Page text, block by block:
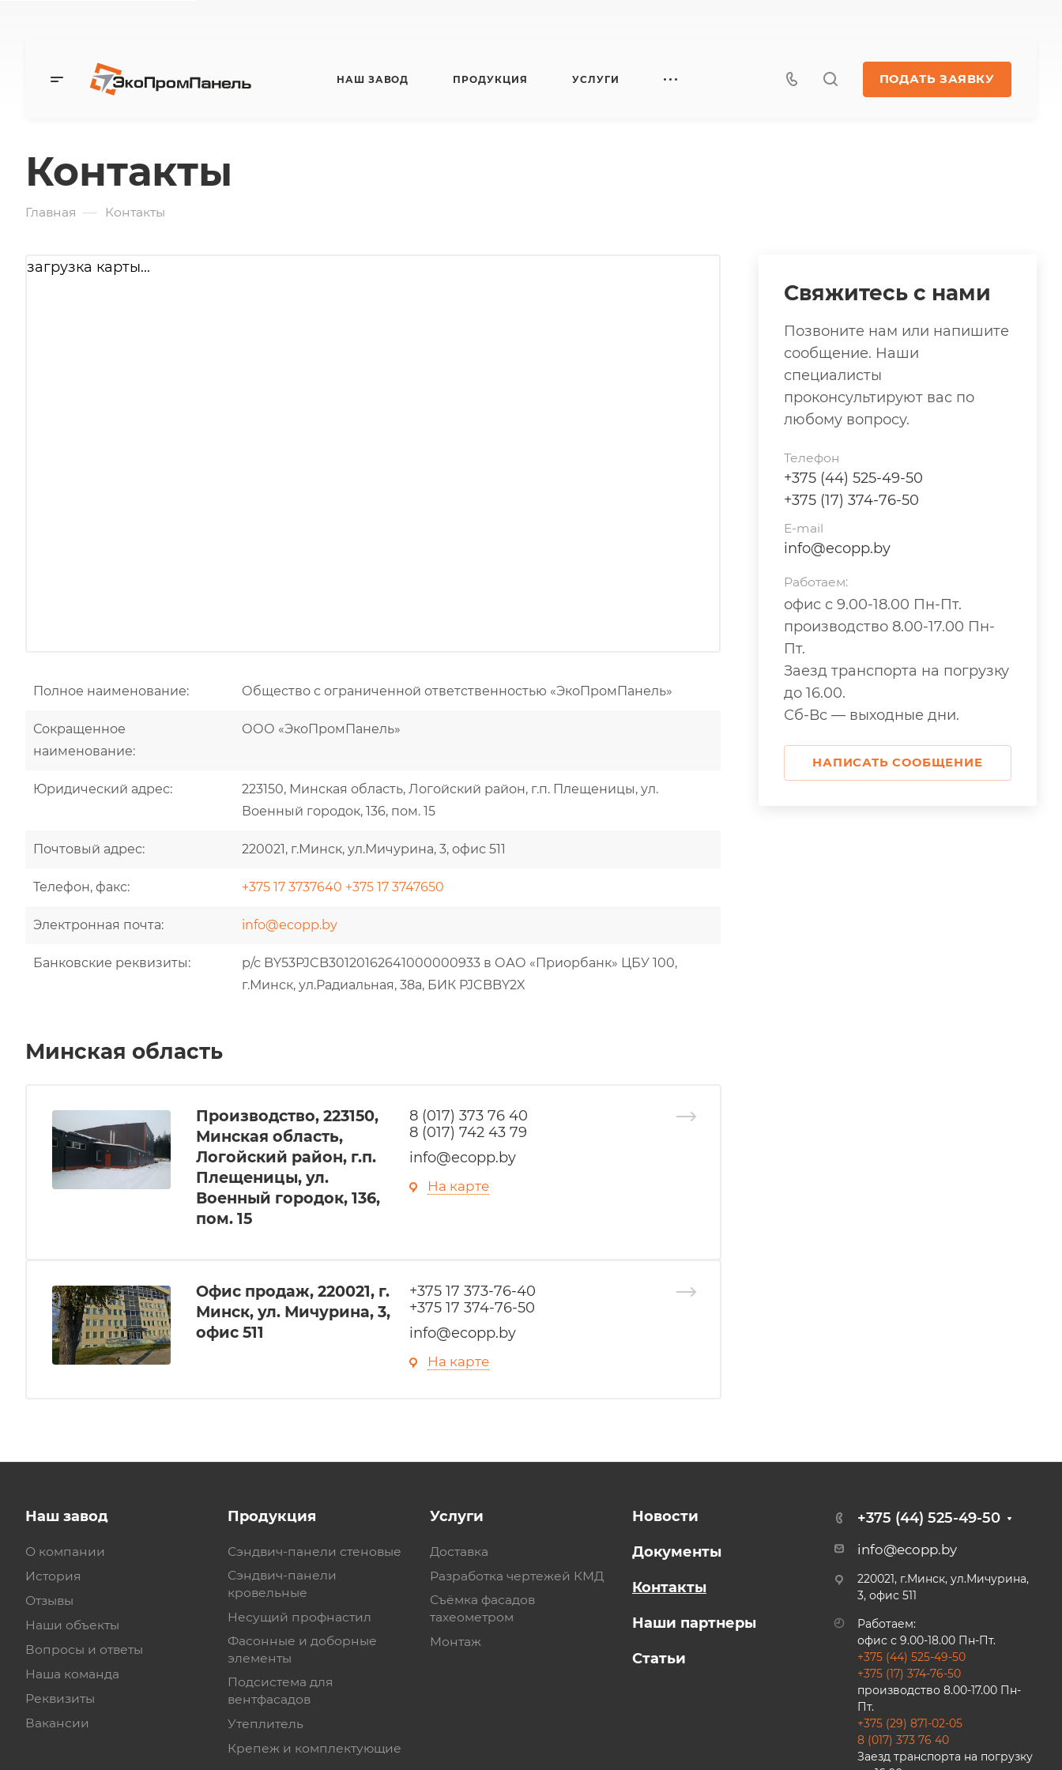
НАШ ЗАВОД ПРОДУКЦИЯ УСЛУГИ ПОДАТЬ ЗАЯВКУ
Контакты
Главная — Контакты
загрузка карты...
Полное наименование: Общество с ограниченной ответственностью «ЭкоПромПанель»
Сокращенное
наименование:
ООО «ЭкоПромПанель»
Юридический адрес:
223150, Минская область, Логойский район, г.п. Плещеницы, ул.
Военный городок, 136, пом. 15
Почтовый адрес: 220021, г.Минск, ул.Мичурина, 3, офис 511
Телефон, факс: +375 17 3737640 +375 17 3747650
Электронная почта: info@ecopp.by
Банковские реквизиты:
р/с BY53PJCB30120162641000000933 в ОАО «Приорбанк» ЦБУ 100,
г.Минск, ул.Радиальная, 38а, БИК PJCBBY2X
Минская область
Производство, 223150,
Минская область,
Логойский район, г.п.
Плещеницы, ул.
Военный городок, 136,
пом. 15
8 (017) 373 76 40
8 (017) 742 43 79
info@ecopp.by
На карте
Офис продаж, 220021, г.
Минск, ул. Мичурина, 3,
офис 511
+375 17 373-76-40
+375 17 374-76-50
info@ecopp.by
На карте
Свяжитесь с нами
Позвоните нам или напишите
сообщение. Наши
специалисты
проконсультируют вас по
любому вопросу.
Телефон
+375 (44) 525-49-50
+375 (17) 374-76-50
E-mail
info@ecopp.by
Работаем:
офис с 9.00-18.00 Пн-Пт.
производство 8.00-17.00 Пн-
Пт.
Заезд транспорта на погрузку
до 16.00.
Сб-Вс — выходные дни.
НАПИСАТЬ СООБЩЕНИЕ
Наш завод
О компании
История
Отзывы
Наши объекты
Вопросы и ответы
Наша команда
Реквизиты
Вакансии
Продукция
Сэндвич-панели стеновые
Сэндвич-панели
кровельные
Несущий профнастил
Фасонные и доборные
элементы
Подсистема для
вентфасадов
Утеплитель
Крепеж и комплектующие
Услуги
Доставка
Разработка чертежей КМД
Съёмка фасадов
тахеометром
Монтаж
Новости
Документы
Контакты
Наши партнеры
Статьи
+375 (44) 525-49-50
info@ecopp.by
220021, г.Минск, ул.Мичурина,
3, офис 511
Работаем:
офис с 9.00-18.00 Пн-Пт.
+375 (44) 525-49-50
+375 (17) 374-76-50
производство 8.00-17.00 Пн-
Пт.
+375 (29) 871-02-05
8 (017) 373 76 40
Заезд транспорта на погрузку